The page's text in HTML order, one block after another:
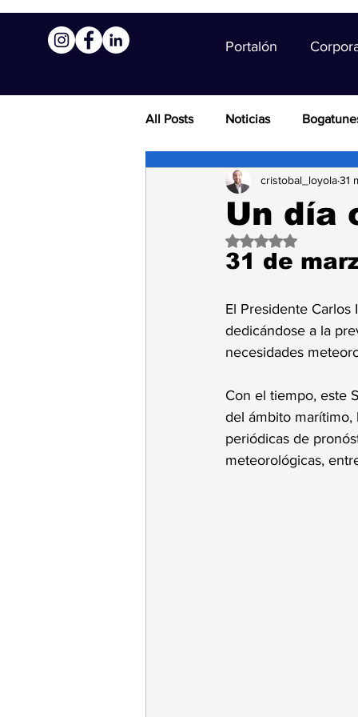
Portalón
All Posts Noticias
Un día
cristobal_loyola31
Obtuvo NaN de 5
31 de
El Presidente
dedicándose a la
necesidades
Con el tiempo, este
del ámbito
periódicas de
meteorológicas,